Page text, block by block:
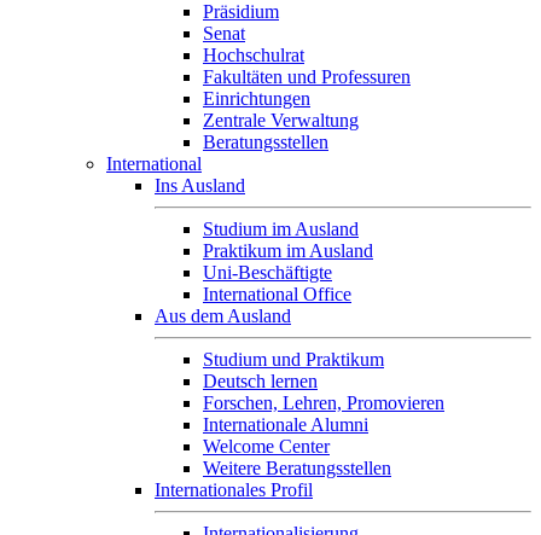
Präsidium
Senat
Hochschulrat
Fakultäten und Professuren
Einrichtungen
Zentrale Verwaltung
Beratungsstellen
International
Ins Ausland
Studium im Ausland
Praktikum im Ausland
Uni-Beschäftigte
International Office
Aus dem Ausland
Studium und Praktikum
Deutsch lernen
Forschen, Lehren, Promovieren
Internationale Alumni
Welcome Center
Weitere Beratungsstellen
Internationales Profil